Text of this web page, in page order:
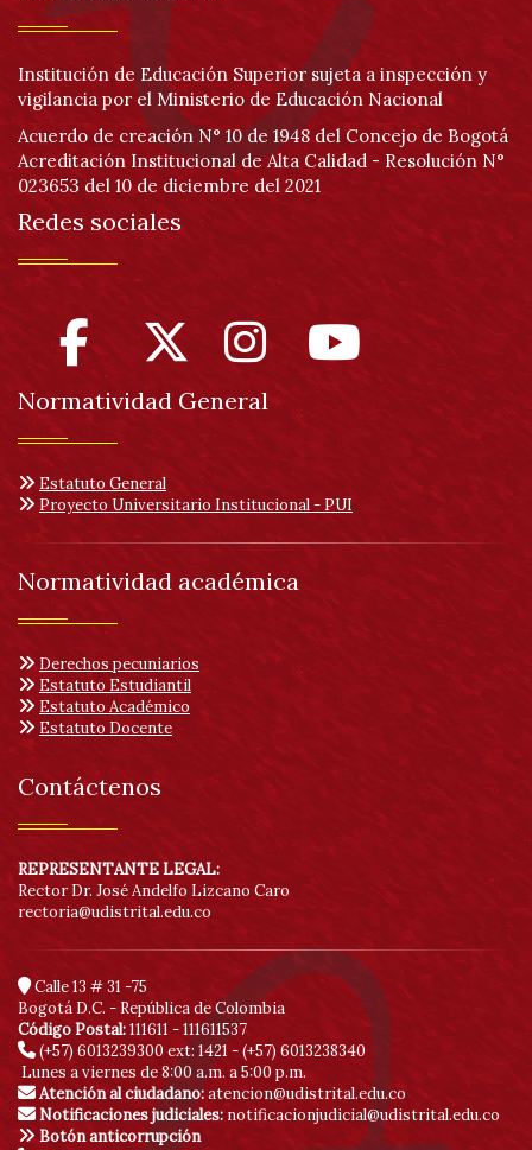
Institución de Educación Superior sujeta a inspección y
vigilancia por el Ministerio de Educación Nacional
Acuerdo de creación N° 10 de 1948 del Concejo de Bogotá
Acreditación Institucional de Alta Calidad - Resolución N°
023653 del 10 de diciembre del 2021
Redes sociales
Normatividad General
Estatuto General
Proyecto Universitario Institucional - PUI
Normatividad académica
Derechos pecuniarios
Estatuto Estudiantil
Estatuto Académico
Estatuto Docente
Contáctenos
REPRESENTANTE LEGAL:
Rector Dr. José Andelfo Lizcano Caro
rectoria@udistrital.edu.co
Calle 13 # 31 -75
Bogotá D.C. - República de Colombia
Código Postal:111611 - 111611537
(+57) 6013239300 ext: 1421 - (+57) 6013238340
Lunes a viernes de 8:00 a.m. a 5:00 p.m.
Atención al ciudadano:atencion@udistrital.edu.co
Notificaciones judiciales: notificacionjudicial@udistrital.edu.co
Botón anticorrupción